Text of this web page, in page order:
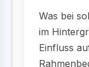
Was bei
im
Einfluss